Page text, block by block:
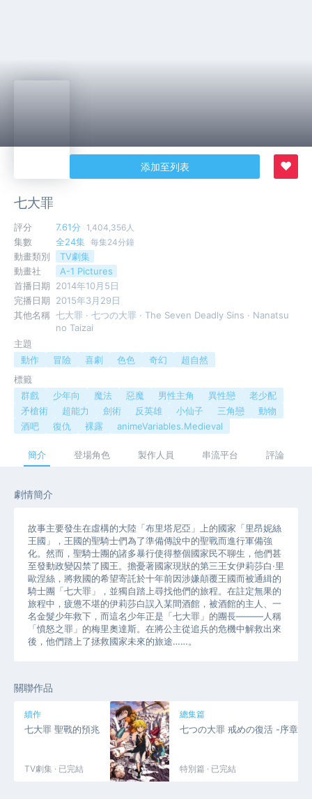
添加至列表 ♥
七大罪
評分 7.61分 1,404,356人
集數 全24集 每集24分鐘
動畫類別
TV劇集
動畫社
A-1 Pictures
首播日期
2014年10月5日
完播日期
2015年3月29日
其他名稱 七大罪 · 七つの大罪 · The Seven Deadly Sins · Nanatsu
no Taizai
主題
動作
冒險 喜劇 色色 奇幻
超自然
標籤
群戲
少年向 魔法 惡魔 男性主角 異性戀
老少配
矛槍術
超能力 劍術 反英雄 小仙子 三角戀
動物
酒吧
復仇 裸露 animeVariables.Medieval
簡介 登場角色 製作人員 串流平台 評論
劇情簡介
故事主要發生在虛構的大陸「布里塔尼亞」上的國家「里昂妮絲
王國」，王國的聖騎士們為了準備傳說中的聖戰而進行軍備強
化。然而，聖騎士團的諸多暴行使得整個國家民不聊生，他們甚
至發動政變囚禁了國王。擔憂著國家現狀的第三王女伊莉莎白·里
歐涅絲，將救國的希望寄託於十年前因涉嫌顛覆王國而被通緝的
騎士團「七大罪」，並獨自踏上尋找他們的旅程。在註定無果的
旅程中，疲憊不堪的伊莉莎白誤入某間酒館，被酒館的主人、一
名金髮少年救下，而這名少年正是「七大罪」的團長———人稱
「憤怒之罪」的梅里奧達斯。在將公主從追兵的危機中解救出來
後，他們踏上了拯救國家未來的旅途……。
關聯作品
續作
七大罪 聖戰的預兆
TV劇集 · 已完結
總集篇
七つの大罪 戒めの復活 -序章-
特別篇 · 已完結